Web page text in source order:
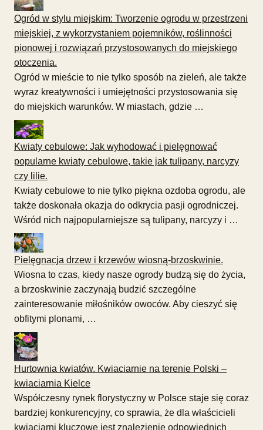
Ogród w stylu miejskim: Tworzenie ogrodu w przestrzeni
miejskiej, z wykorzystaniem pojemników, roślinności
pionowej i rozwiązań przystosowanych do miejskiego
otoczenia.
Ogród w mieście to nie tylko sposób na zieleń, ale także
wyraz kreatywności i umiejętności przystosowania się
do miejskich warunków. W miastach, gdzie …
Kwiaty cebulowe: Jak wyhodować i pielęgnować
popularne kwiaty cebulowe, takie jak tulipany, narcyzy
czy lilie.
Kwiaty cebulowe to nie tylko piękna ozdoba ogrodu, ale
także doskonała okazja do odkrycia pasji ogrodniczej.
Wśród nich najpopularniejsze są tulipany, narcyzy i …
Pielęgnacja drzew i krzewów wiosną-brzoskwinie.
Wiosna to czas, kiedy nasze ogrody budzą się do życia,
a brzoskwinie zaczynają budzić szczególne
zainteresowanie miłośników owoców. Aby cieszyć się
obfitymi plonami, …
Hurtownia kwiatów. Kwiaciarnie na terenie Polski –
kwiaciarnia Kielce
Współczesny rynek florystyczny w Polsce staje się coraz
bardziej konkurencyjny, co sprawia, że dla właścicieli
kwiaciarni kluczowe jest znalezienie odpowiednich